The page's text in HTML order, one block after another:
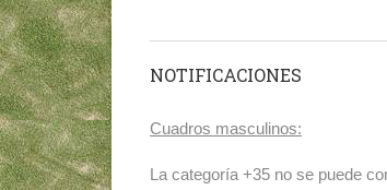
NOTIFICACIONES
Cuadros masculinos:
La categoría +35 no se puede